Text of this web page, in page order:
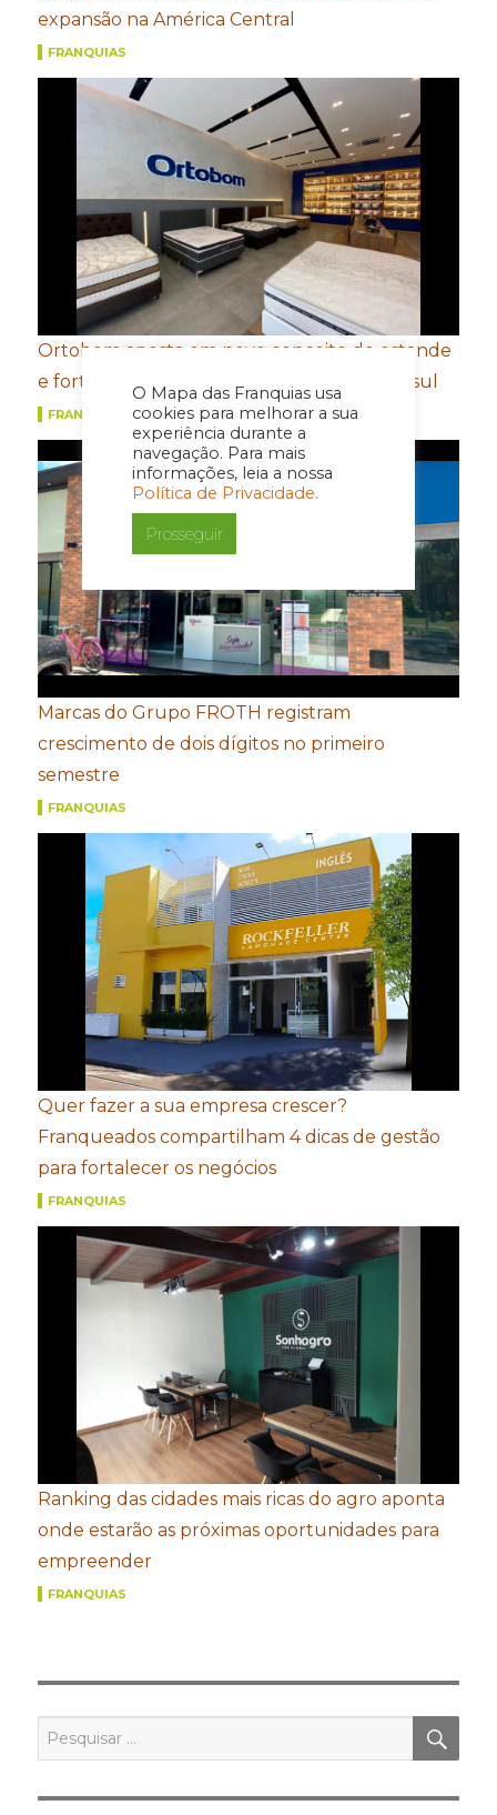
O Mapa das Franquias usa
cookies para melhorar a sua
experiência durante a
navegação. Para mais
informações, leia a nossa
Política de Privacidade.
Prosseguir
expansão na América Central
FRANQUIAS
Ortobom aposta em novo conceito de estande
e fortalecimento de portfólio para a Movelsul
FRANQUIAS
Marcas do Grupo FROTH registram
crescimento de dois dígitos no primeiro
semestre
FRANQUIAS
Quer fazer a sua empresa crescer?
Franqueados compartilham 4 dicas de gestão
para fortalecer os negócios
FRANQUIAS
Ranking das cidades mais ricas do agro aponta
onde estarão as próximas oportunidades para
empreender
FRANQUIAS
por: